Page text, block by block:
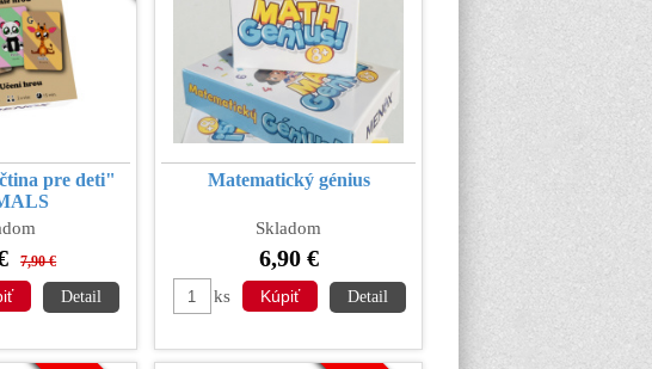
pre deti"
7,90 €
Detail
Matematický génius
Skladom
6,90 €
ks Detail